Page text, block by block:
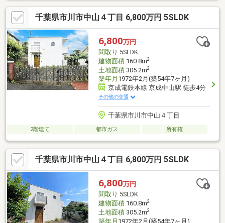
千葉県市川市中山４丁目 6,800万円 5SLDK
6,800万円
間取り 5SLDK
建物面積160.8m2
土地面積305.2m2
築年月 1972年2月(築54年7ヶ月)
京成電鉄本線 京成中山駅 徒歩4分
その他の交通
千葉県市川市中山４丁目
2階建て 都市ガス 所有権
千葉県市川市中山４丁目 6,800万円 5SLDK
6,800万円
間取り 5SLDK
建物面積160.8m2
土地面積305.2m2
築年月 1972年2月(築54年7ヶ月)